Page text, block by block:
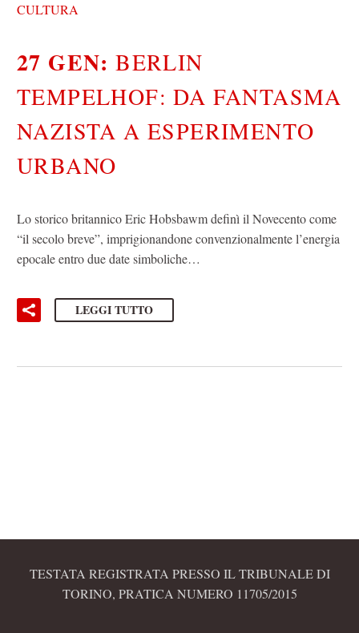
CULTURA
27 GEN:BERLIN
TEMPELHOF: DA FANTASMA
NAZISTA A ESPERIMENTO
URBANO
Lo storico britannico Eric Hobsbawm definì il Novecento come
“il secolo breve”, imprigionandone convenzionalmente l’energia
epocale entro due date simboliche…
LEGGI TUTTO
TESTATA REGISTRATA PRESSO IL TRIBUNALE DI
TORINO, PRATICA NUMERO 11705/2015